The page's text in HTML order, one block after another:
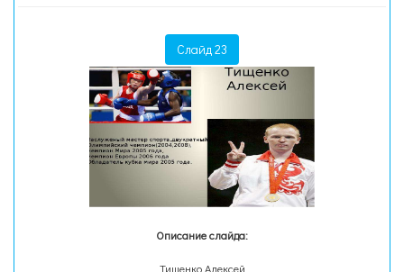
Слайд 23
Описание слайда:
Тищенко Алексей